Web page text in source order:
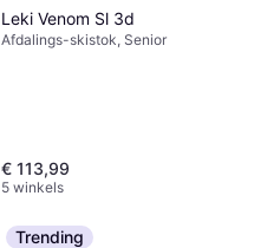
Leki Venom Sl 3d
Afdalings-skistok, Senior
€ 113,99
5 winkels
Trending